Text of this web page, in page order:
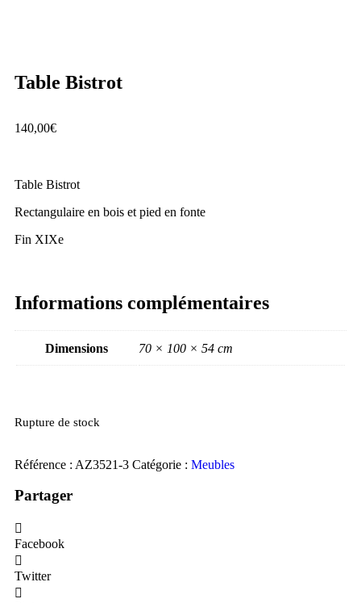
Table Bistrot
140,00€
Table Bistrot
Rectangulaire en bois et pied en fonte
Fin XIXe
Informations complémentaires
Dimensions 70 × 100 × 54 cm
Rupture de stock
Référence : AZ3521-3 Catégorie : Meubles
Partager
Facebook
Twitter